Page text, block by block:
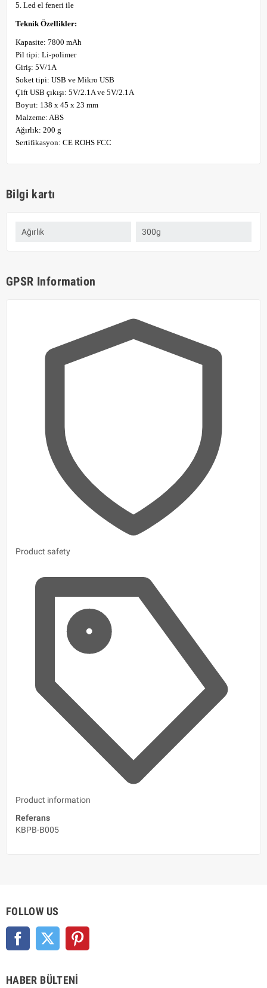
5. Led el feneri ile
Teknik Özellikler:
Kapasite: 7800 mAh
Pil tipi: Li-polimer
Giriş: 5V/1A
Soket tipi: USB ve Mikro USB
Çift USB çıkışı: 5V/2.1A ve 5V/2.1A
Boyut: 138 x 45 x 23 mm
Malzeme: ABS
Ağırlık: 200 g
Sertifikasyon: CE ROHS FCC
Bilgi kartı
Ağırlık 300g
GPSR Information
Product safety
Product information
Referans
KBPB-B005
FOLLOW US
Facebook Twitter
HABER BÜLTENI